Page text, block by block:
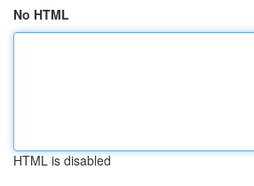
No HTML
HTML is disabled